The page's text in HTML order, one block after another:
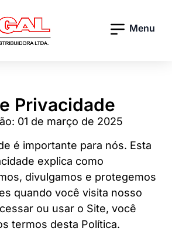
Menu
Privacidade
01 de março de 2025
é importante para nós. Esta
explica como
divulgamos e protegemos
quando você visita nosso
ou usar o Site, você
termos desta Política.